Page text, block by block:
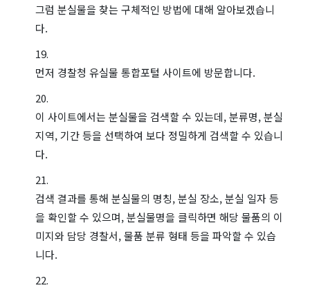
그럼 분실물을 찾는 구체적인 방법에 대해 알아보겠습니
다.
먼저 경찰청 유실물 통합포털 사이트에 방문합니다.
이 사이트에서는 분실물을 검색할 수 있는데, 분류명, 분실
지역, 기간 등을 선택하여 보다 정밀하게 검색할 수 있습니
다.
검색 결과를 통해 분실물의 명칭, 분실 장소, 분실 일자 등
을 확인할 수 있으며, 분실물명을 클릭하면 해당 물품의 이
미지와 담당 경찰서, 물품 분류 형태 등을 파악할 수 있습
니다.